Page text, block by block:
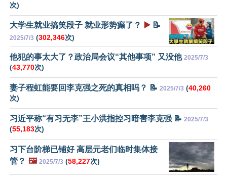
次)
大学生就业搞笑段子 就业形势癫了？ ▶️ 📝
2025/7/3 (302,346次)
他犯的事太大了？政治局会议“其他事项” 又没他 2025/7/3
(43,770次)
妻子程虹能要回李克强之死的真相吗？ 📝 2025/7/3 (40,260
次)
习近平称“有习无李”王小洪指控习暗害李克强 📝 2025/7/3
(55,183次)
习下台阶梯已铺好 高层元老们临时集体接
管？ 🖼️ 2025/7/3 (58,227次)